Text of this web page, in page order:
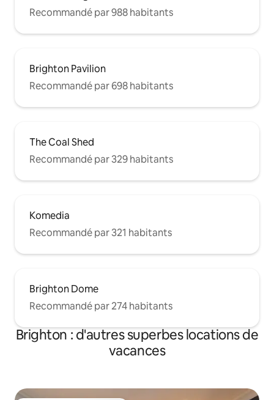
restaurants et de boutiques sont à
quelques pas. La plupart des quartiers
de la ville sont facilement accessibles à
pied depuis l'appartement. Si vous
la rue à proximité. Sinon, il y a beaucoup
d'excellentes options de transport à
proximité pour vous déplacer et voir la
bus. Nous sommes disponibles par
problèmes ou répondre aux questions.
Recommandé par 988 habitants
Brighton Pavilion
Recommandé par 698 habitants
The Coal Shed
Recommandé par 329 habitants
Komedia
Recommandé par 321 habitants
Brighton Dome
Recommandé par 274 habitants
Brighton : d'autres superbes locations de
vacances